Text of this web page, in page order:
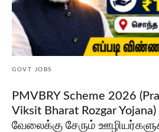
GOVT JOBS
PMVBRY Scheme 2026
Viksit Bharat Rozgar
வேலைக்கு சேரும்